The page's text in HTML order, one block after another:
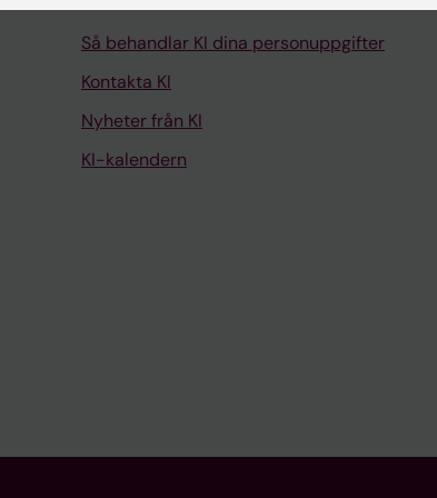
Så behandlar KI dina personuppgifter
Kontakta KI
Nyheter från KI
KI-kalendern